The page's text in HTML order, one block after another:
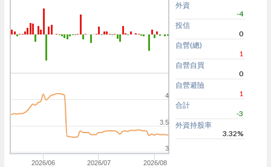
2026/06 2026/07 2026/08
3
3.5
4
外資
-4
投信
0
自營(總)
1
自營自買
0
自營避險
1
合計
-3
外資持股率
3.32%